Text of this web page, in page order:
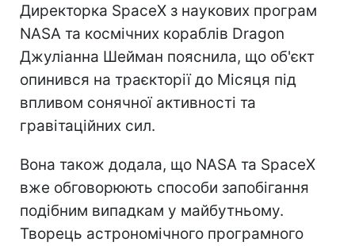
Директорка SpaceX з наукових програм
NASA та космічних кораблів Dragon
Джуліанна Шейман пояснила, що об'єкт
опинився на траєкторії до Місяця під
впливом сонячної активності та
гравітаційних сил.
Вона також додала, що NASA та SpaceX
вже обговорюють способи запобігання
подібним випадкам у майбутньому.
Творець астрономічного програмного